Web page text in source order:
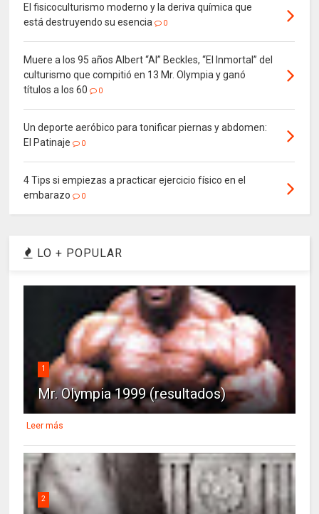
El fisicoculturismo moderno y la deriva química que
está destruyendo su esencia
0
Muere a los 95 años Albert “Al” Beckles, “El Inmortal” del
culturismo que compitió en 13 Mr. Olympia y ganó
títulos a los 60
0
Un deporte aeróbico para tonificar piernas y abdomen:
El Patinaje
0
4 Tips si empiezas a practicar ejercicio físico en el
embarazo
0
LO + POPULAR
1
Mr. Olympia 1999 (resultados)
Leer más
2